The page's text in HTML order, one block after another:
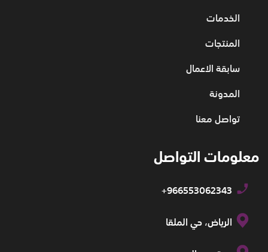
الخدمات
المنتجات
سابقة الاعمال
المدونة
تواصل معنا
معلومات التواصل
+966553062343
الرياض، حي الملقا